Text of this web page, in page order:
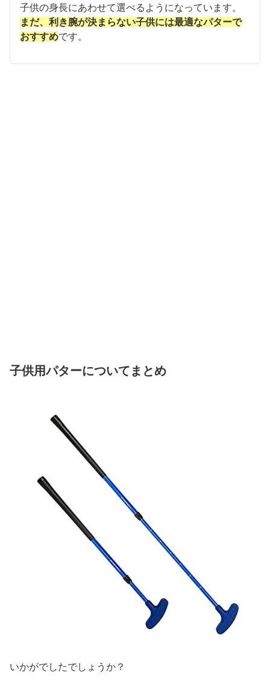
子供の身長にあわせて選べるようになっています。
まだ、利き腕が決まらない子供には最適なパターで
おすすめです。
子供用パターについてまとめ
いかがでしたでしょうか？